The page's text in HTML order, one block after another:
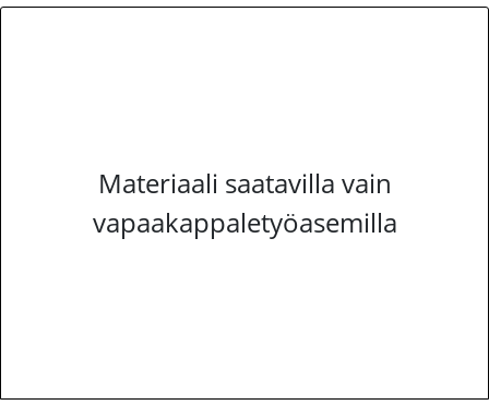
Materiaali saatavilla vain
vapaakappaletyöasemilla